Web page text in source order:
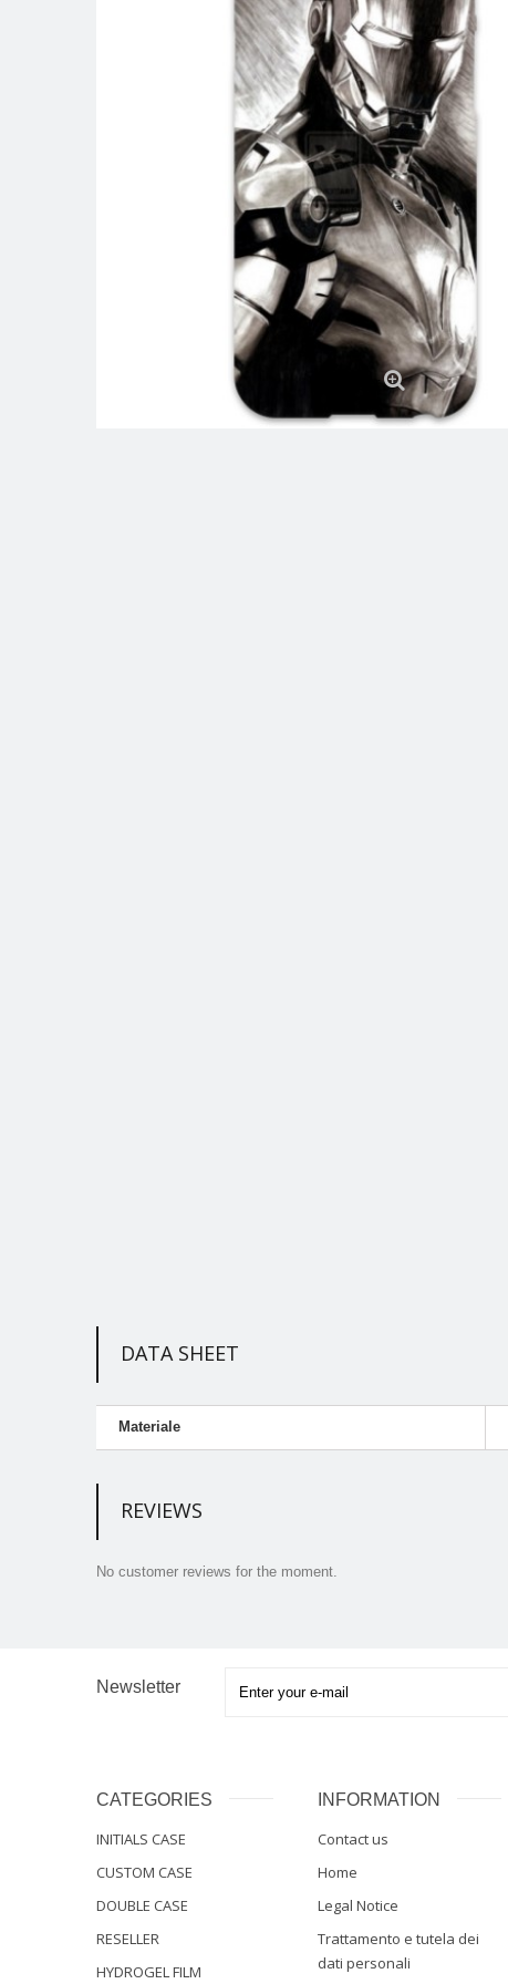
View larger
DATA SHEET
Materiale
REVIEWS
No customer reviews for the moment.
Newsletter
CATEGORIES
INITIALS CASE
CUSTOM CASE
DOUBLE CASE
RESELLER
HYDROGEL FILM
INFORMATION
Contact us
Home
Legal Notice
Trattamento e tutela dei
dati personali